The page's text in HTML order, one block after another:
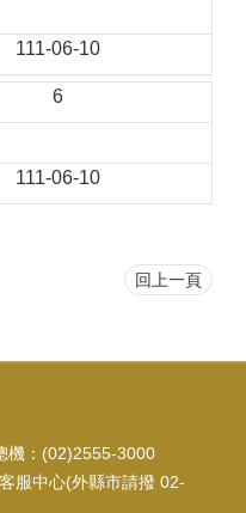
111-06-10
6
111-06-10
回上一頁
機：(02)2555-3000
服中心(外縣市請撥 02-